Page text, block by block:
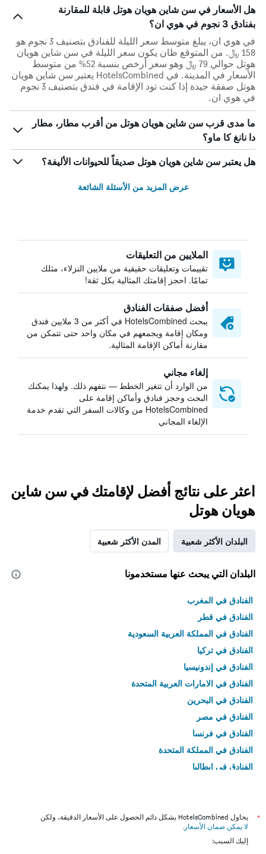
هل الأسعار في سن شاين هويان هوتل قابلة للمقارنة
بفنادق 3 نجوم في هوي ان؟
في هوي ان، يبلغ متوسط ​​سعر الليلة للفنادق بتصنيف 3 نجوم هو
158 ﷼. من المتوقع ظان يكون سعر الليلة في سن شاين هويان
هوتل حوالي 79 ﷼ وهو سعر أرخص بنسبة 52% من متوسط
الأسعار في المدينة. في HotelsCombined يعتبر سن شاين هويان
هوتل صفقة جيدة إذا كنت تود الإقامة في فندق بتصنيف 3 نجوم
في هوي ان.
ما مدى قرب سن شاين هويان هوتل من أقرب مطار، مطار
دا نانغ كا ماو؟
هل يعتبر سن شاين هويان هوتل صديقاً للحيوانات الأليفة؟
عرض المزيد من الأسئلة الشائعة
الملايين من التعليقات
تقييمات وتعليقات حقيقية من ملايين النزلاء، مثلك
تمامًا. احجز إقامتك المثالية بكل ثقة!
أفضل صفقات الفنادق
يبحث HotelsCombined في أكثر من 3 ملايين فندق
ومكان إقامة ويجمعهم في مكان واحد حتى تتمكن من
مقارنة أماكن الإقامة المثالية.
إلغاء مجاني
من الوارد أن تتغير الخطط — نتفهم ذلك. ولهذا يمكنك
البحث وحجز فنادق وأماكن إقامة على
HotelsCombined من وكالات السفر التي تقدم خدمة
الإلغاء المجاني
اعثر على نتائج أفضل لإقامتك في سن شاين
هويان هوتل
البلدان الأكثر شعبية المدن الأكثر شعبية
البلدان التي يبحث عنها مستخدمونا
الفنادق في المغرب
الفنادق في قطر
الفنادق في المملكة العربية السعودية
الفنادق في تركيا
الفنادق في إندونيسيا
الفنادق في الامارات العربية المتحدة
الفنادق في البحرين
الفنادق في مصر
الفنادق في فرنسا
الفنادق في المملكة المتحدة
الفنادق في إيطاليا
*
يحاول HotelsCombined بشكل دائم الحصول على الأسعار الدقيقة، ولكن
لا يمكن ضمان الأسعار .
إليك السبب: